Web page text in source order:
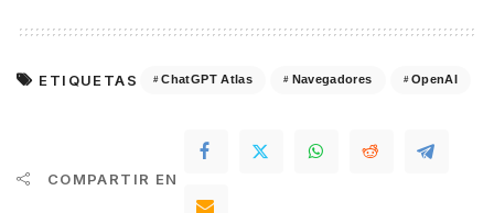
ETIQUETAS ChatGPT Atlas Navegadores OpenAI
COMPARTIR EN